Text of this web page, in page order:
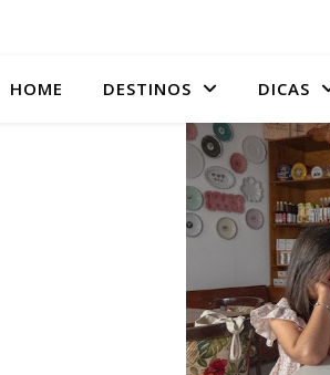
HOME DESTINOS DICAS